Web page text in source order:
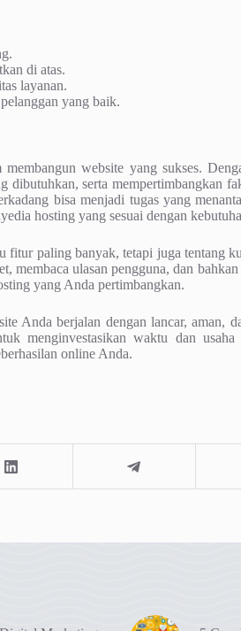
di atas.
layanan.
yang baik.
website yang sukses.
serta mempertimbangkan
bisa menjadi tugas yang
hosting yang sesuai dengan
fitur paling banyak, tetapi juga tentang
membaca ulasan pengguna, dan
yang Anda pertimbangkan.
Anda berjalan dengan lancar, aman,
menginvestasikan waktu dan usaha
online Anda.